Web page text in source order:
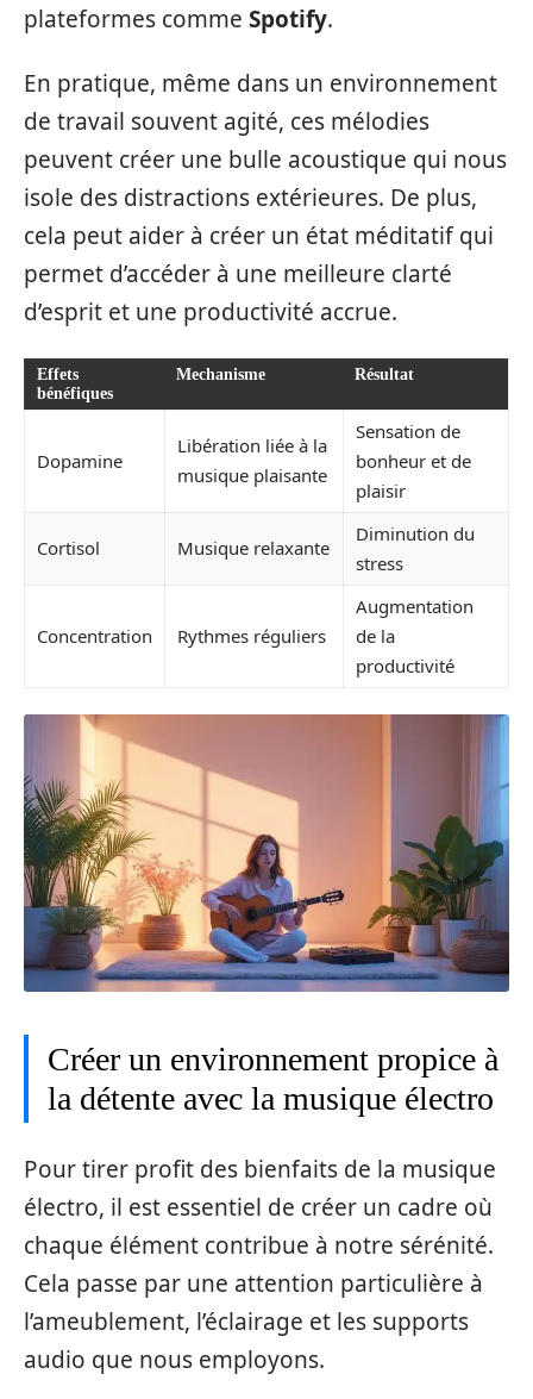
plateformes comme Spotify.
En pratique, même dans un environnement
de travail souvent agité, ces mélodies
peuvent créer une bulle acoustique qui nous
isole des distractions extérieures. De plus,
cela peut aider à créer un état méditatif qui
permet d’accéder à une meilleure clarté
d’esprit et une productivité accrue.
Effets
bénéfiques
Mechanisme Résultat
Dopamine
Libération liée à la
musique plaisante
Sensation de
bonheur et de
plaisir
Cortisol Musique relaxante
Diminution du
stress
Concentration Rythmes réguliers
Augmentation
de la
productivité
Créer un environnement propice à
la détente avec la musique électro
Pour tirer profit des bienfaits de la musique
électro, il est essentiel de créer un cadre où
chaque élément contribue à notre sérénité.
Cela passe par une attention particulière à
l’ameublement, l’éclairage et les supports
audio que nous employons.